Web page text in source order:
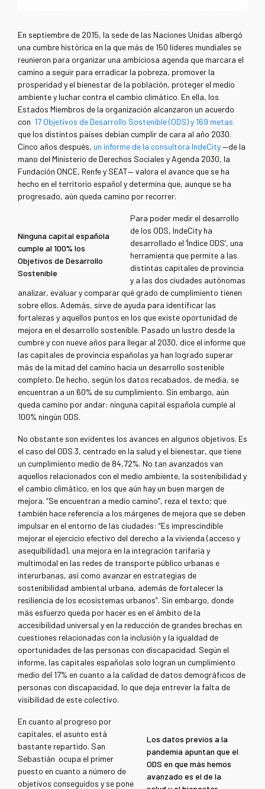
En septiembre de 2015, la sede de las Naciones Unidas albergó
una cumbre histórica en la que más de 150 líderes mundiales se
reunieron para organizar una ambiciosa agenda que marcara el
camino a seguir para erradicar la pobreza, promover la
prosperidad y el bienestar de la población, proteger el medio
ambiente y luchar contra el cambio climático. En ella, los
Estados Miembros de la organización alcanzaron un acuerdo
con 17 Objetivos de Desarrollo Sostenible (ODS) y 169 metas
que los distintos países debían cumplir de cara al año 2030.
Cinco años después, un informe de la consultora IndeCity—de la
mano del Ministerio de Derechos Sociales y Agenda 2030, la
Fundación ONCE, Renfe y SEAT— valora el avance que se ha
hecho en el territorio español y determina que, aunque se ha
progresado, aún queda camino por recorrer.
Ninguna capital española
cumple al 100% los
Objetivos de Desarrollo
Sostenible
Para poder medir el desarrollo
de los ODS, IndeCity ha
desarrollado el ‘Índice ODS’, una
herramienta que permite a las
distintas capitales de provincia
y a las dos ciudades autónomas
analizar, evaluar y comparar qué grado de cumplimiento tienen
sobre ellos. Además, sirve de ayuda para identificar las
fortalezas y aquellos puntos en los que existe oportunidad de
mejora en el desarrollo sostenible. Pasado un lustro desde la
cumbre y con nueve años para llegar al 2030, dice el informe que
las capitales de provincia españolas ya han logrado superar
más de la mitad del camino hacia un desarrollo sostenible
completo. De hecho, según los datos recabados, de media, se
encuentran a un 60% de su cumplimiento. Sin embargo, aún
queda camino por andar: ninguna capital española cumple al
100% ningún ODS.
No obstante son evidentes los avances en algunos objetivos. Es
el caso del ODS 3, centrado en la salud y el bienestar, que tiene
un cumplimiento medio de 84,72%. No tan avanzados van
aquellos relacionados con el medio ambiente, la sostenibilidad y
el cambio climático, en los que aún hay un buen margen de
mejora. “Se encuentran a medio camino”, reza el texto; que
también hace referencia a los márgenes de mejora que se deben
impulsar en el entorno de las ciudades: “Es imprescindible
mejorar el ejercicio efectivo del derecho a la vivienda (acceso y
asequibilidad), una mejora en la integración tarifaria y
multimodal en las redes de transporte público urbanas e
interurbanas, así como avanzar en estrategias de
sostenibilidad ambiental urbana, además de fortalecer la
resiliencia de los ecosistemas urbanos”. Sin embargo, donde
más esfuerzo queda por hacer es en el ámbito de la
accesibilidad universal y en la reducción de grandes brechas en
cuestiones relacionadas con la inclusión y la igualdad de
oportunidades de las personas con discapacidad. Según el
informe, las capitales españolas solo logran un cumplimiento
medio del 17% en cuanto a la calidad de datos demográficos de
personas con discapacidad, lo que deja entrever la falta de
visibilidad de este colectivo.
Los datos previos a la
pandemia apuntan que el
ODS en que más hemos
avanzado es el de la
En cuanto al progreso por
capitales, el asunto está
bastante repartido. San
Sebastián ocupa el primer
puesto en cuanto a número de
objetivos conseguidos y se pone